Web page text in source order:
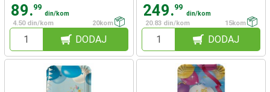
89.99
din/kom
4.50 din/kom
20kom
DODAJ
249.99
din/kom
20.83 din/kom
15kom
DODAJ